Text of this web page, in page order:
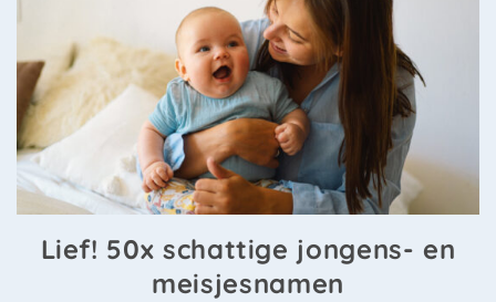
Lief! 50x schattige jongens- en
meisjesnamen